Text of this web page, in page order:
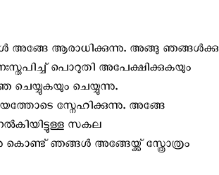
അങ്ങേ ആരാധിക്കുന്നു. അങ്ങു ഞങ്ങള്‍ക്കു
പൊറുതി അപേക്ഷിക്കുകയും
ചെയ്യുകയും ചെയ്യുന്നു.
സ്നേഹിക്കുന്നു. അങ്ങേ
സകല
ഞങ്ങള്‍ അങ്ങേയ്ക്ക് സ്ത്രോത്രം